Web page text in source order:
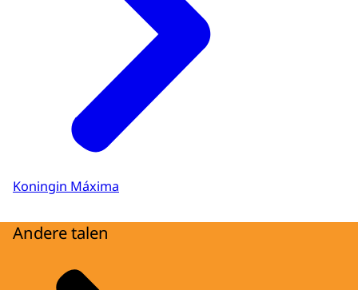
Koningin Máxima
Andere talen